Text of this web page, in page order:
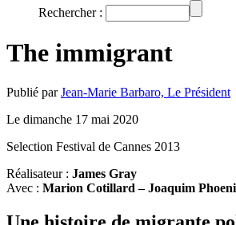
Rechercher :
The immigrant
Publié parJean-Marie Barbaro, Le Président
Le dimanche 17 mai 2020
Selection Festival de Cannes 2013
Réalisateur : James Gray
Avec : Marion Cotillard – Joaquim